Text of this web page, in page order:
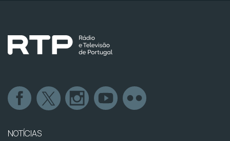
NOTÍCIAS